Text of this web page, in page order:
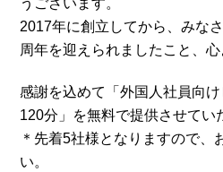
うございます。
2017年に創立してから、みな
周年を迎えられましたこと、心
感謝を込めて「外国人社員向
120分」を無料で提供させてい
＊先着5社様となりますので、
い。